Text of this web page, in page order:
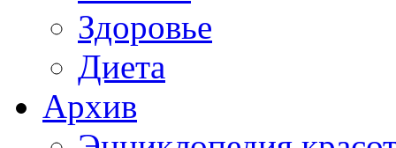
Здоровье
Диета
Архив